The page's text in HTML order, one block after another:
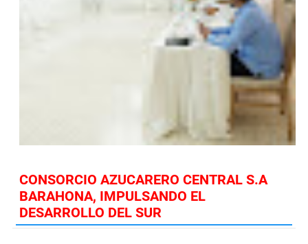
CONSORCIO AZUCARERO CENTRAL S.A
BARAHONA, IMPULSANDO EL
DESARROLLO DEL SUR